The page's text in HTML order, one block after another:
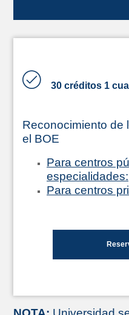
30 créditos 1
Reconocimiento de
el BOE
Para centros
especialidades:
Para centros